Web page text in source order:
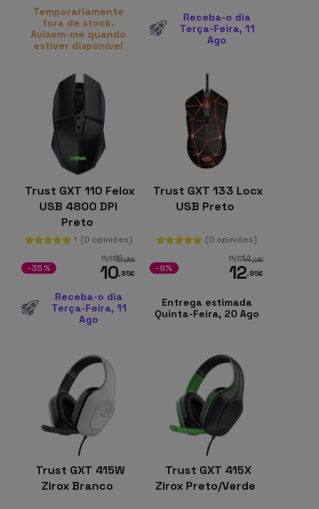
Temporariamente
fora de stock.
Avisem-me quando
estiver disponível
Receba-o dia
Terça-Feira, 11
Ago
Trust GXT 110 Felox
USB 4800 DPI
Preto
1 (0 opiniões)
PVR16,95€
10,95€
-35%
Receba-o dia
Terça-Feira, 11
Ago
Trust GXT 133 Locx
USB Preto
(0 opiniões)
PVR14,24€
12,95€
-9%
Entrega estimada
Quinta-Feira, 20 Ago
Trust GXT 415W
Zirox Branco
Trust GXT 415X
Zirox Preto/Verde